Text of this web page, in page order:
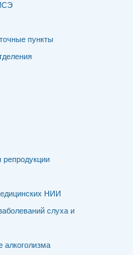
пункты
репродукции
НИИ
слуха и
алкоголизма